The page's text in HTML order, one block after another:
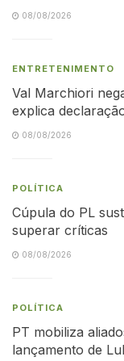
08/08/2026
ENTRETENIMENTO
Val Marchiori
explica
08/08/2026
POLÍTICA
Cúpula do PL
superar críticas
08/08/2026
POLÍTICA
PT mobiliza
lançamento de